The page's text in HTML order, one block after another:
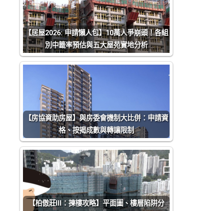
【居屋2026: 申請懶人包】10萬人爭崩頭！各組
別中籤率預估與五大屋苑實地分析
【房協資助房屋】與房委會機制大比併：申請資
格、按揭成數與轉讓限制
【柏傲莊III：揀樓攻略】平面圖、樓層陷阱分